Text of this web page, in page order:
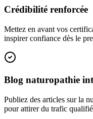
Crédibilité renforcée
Mettez en avant vos
inspirer confiance dès le
Blog naturopathie
Publiez des articles sur la
pour attirer du trafic